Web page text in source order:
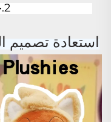
استعادة تصميم